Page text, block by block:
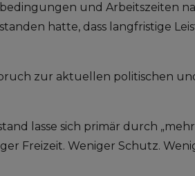
und Arbeitszeiten
hatte, dass langfristige
zur aktuellen politischen
lasse sich primär durch „mehr
Freizeit. Weniger Schutz.